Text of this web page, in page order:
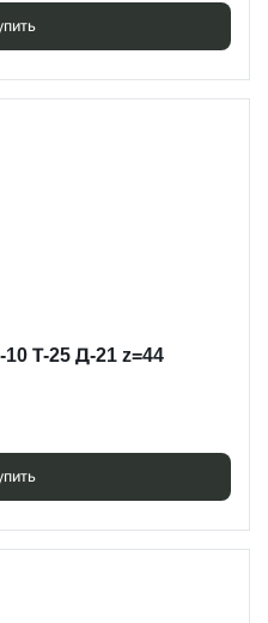
Т-25 Д-21 z=44